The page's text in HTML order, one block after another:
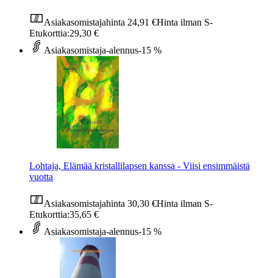
Asiakasomistajahinta 24,91 €Hinta ilman S-
Etukorttia:29,30 €
Asiakasomistaja-alennus-15 %
Lohtaja, Elämää kristallilapsen kanssa - Viisi ensimmäistä
vuotta
Asiakasomistajahinta 30,30 €Hinta ilman S-
Etukorttia:35,65 €
Asiakasomistaja-alennus-15 %